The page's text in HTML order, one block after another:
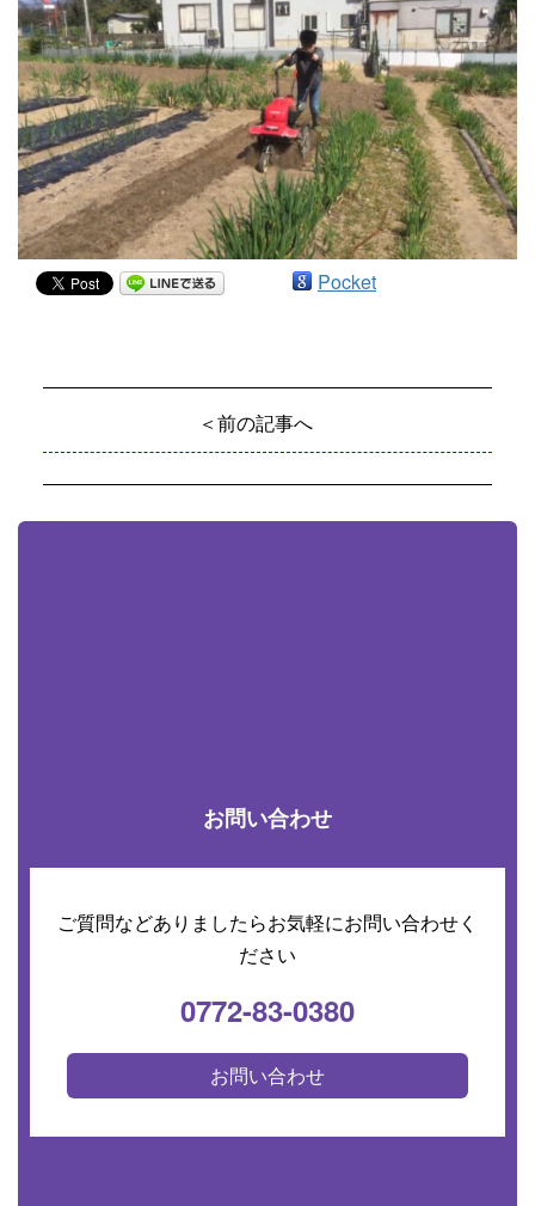
Pocket
＜前の記事へ
お問い合わせ
ご質問などありましたらお気軽にお問い合わせく
ださい
0772-83-0380
お問い合わせ